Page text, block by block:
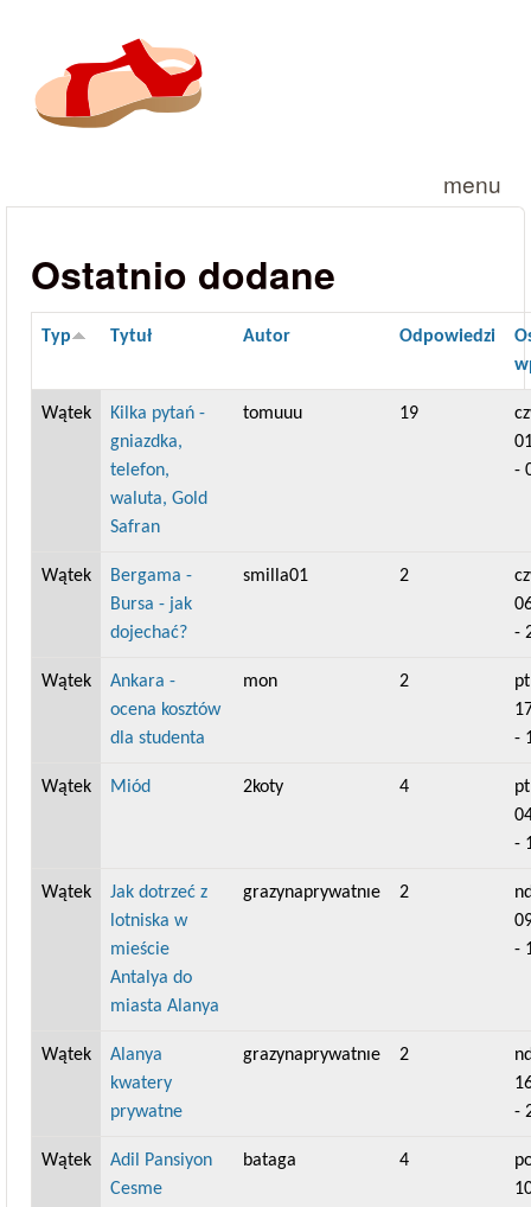
menu
Ostatnio dodane
Typ Tytuł Autor Odpowiedzi
Wątek
Kilka pytań -
gniazdka,
telefon,
waluta, Gold
Safran
tomuuu 19
-
Wątek
Bergama -
Bursa - jak
dojechać?
smilla01 2
-
Wątek
Ankara -
ocena kosztów
dla studenta
mon 2
-
Wątek Miód 2koty 4
-
Wątek
Jak dotrzeć z
lotniska w
mieście
Antalya do
miasta Alanya
grazynaprywatnıe 2
-
Wątek
Alanya
kwatery
prywatne
grazynaprywatnıe 2
-
Wątek
Adil Pansiyon
Cesme
bataga 4